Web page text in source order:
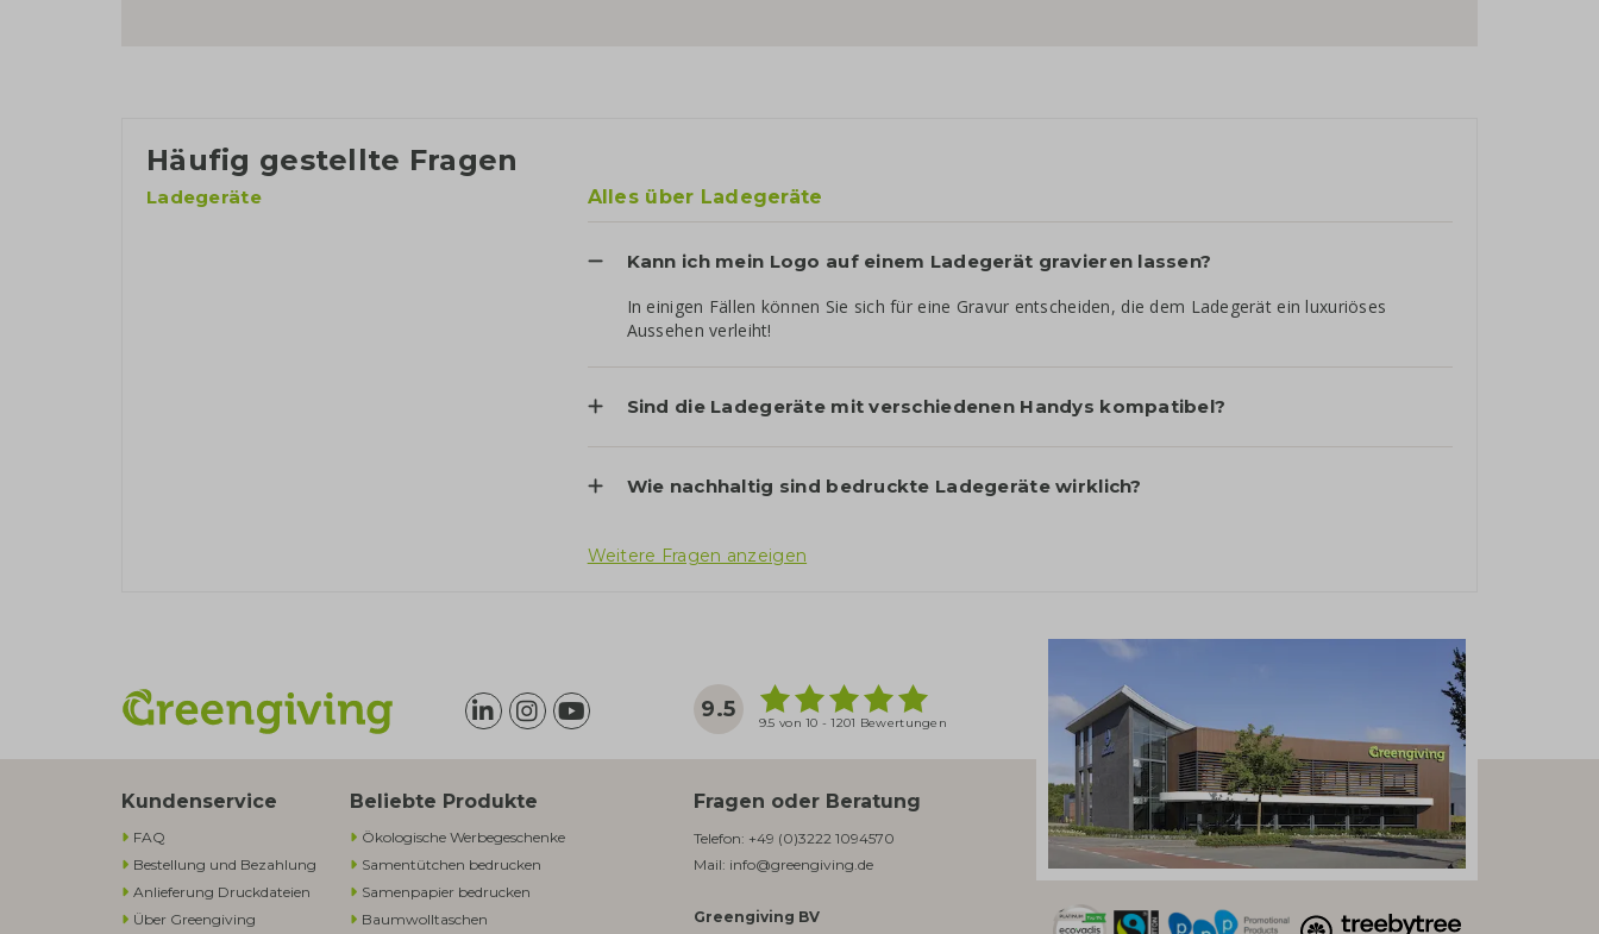
Häufig gestellte Fragen
Ladegeräte Alles über Ladegeräte
Kann ich mein Logo auf einem Ladegerät gravieren lassen?
In einigen Fällen können Sie sich für eine Gravur entscheiden, die dem Ladegerät ein luxuriöses
Aussehen verleiht!
Sind die Ladegeräte mit verschiedenen Handys kompatibel?
Wie nachhaltig sind bedruckte Ladegeräte wirklich?
Weitere Fragen anzeigen
9.5
9.5 von 10 - 1201 Bewertungen
Kundenservice
FAQ
Bestellung und Bezahlung
Anlieferung Druckdateien
Über Greengiving
Beliebte Produkte
Ökologische Werbegeschenke​
Samentütchen bedrucken
Samenpapier bedrucken
Baumwolltaschen​
Fragen oder Beratung
Telefon: +49 (0)3222 1094570
Mail: info@greengiving.de
Greengiving BV